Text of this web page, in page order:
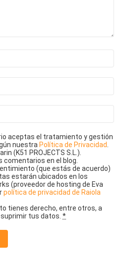
aceptas el tratamiento y gestión
nuestra Política de Privacidad
(K51 PROJECTS S.L.).
comentarios en el blog.
(que estás de acuerdo)
estarán ubicados en los
(proveedor de hosting de Eva
política de privacidad de Raiola
tienes derecho, entre otros, a
tus datos. *